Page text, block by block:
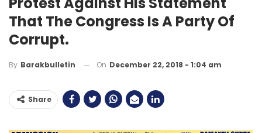
That The Congress Is A Party Of
Corrupt.
By Barakbulletin On December 22, 2018 - 1:04 am
Share